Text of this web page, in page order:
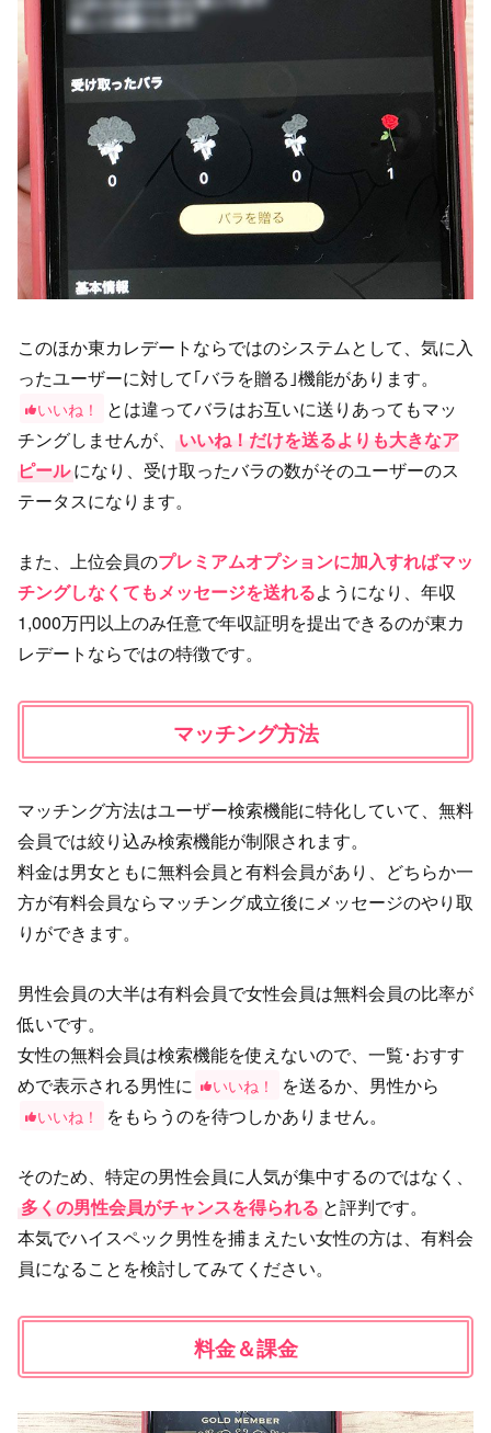
このほか東カレデートならではのシステムとして、気に入
ったユーザーに対して｢バラを贈る｣機能があります。
いいね！
とは違ってバラはお互いに送りあってもマッ
チングしませんが、
いいね！だけを送るよりも大きなア
ピールになり、受け取ったバラの数がそのユーザーのス
テータスになります。
また、上位会員のプレミアムオプションに加入すればマッ
チングしなくてもメッセージを送れるようになり、年収
1,000万円以上のみ任意で年収証明を提出できるのが東カ
レデートならではの特徴です。
マッチング方法
マッチング方法はユーザー検索機能に特化していて、無料
会員では絞り込み検索機能が制限されます。
料金は男女ともに無料会員と有料会員があり、どちらか一
方が有料会員ならマッチング成立後にメッセージのやり取
りができます。
男性会員の大半は有料会員で女性会員は無料会員の比率が
低いです。
女性の無料会員は検索機能を使えないので、一覧･おすす
めで表示される男性に
いいね！ を送るか、男性から
いいね！ をもらうのを待つしかありません。
そのため、特定の男性会員に人気が集中するのではなく、
多くの男性会員がチャンスを得られる と評判です。
本気でハイスペック男性を捕まえたい女性の方は、有料会
員になることを検討してみてください。
料金＆課金